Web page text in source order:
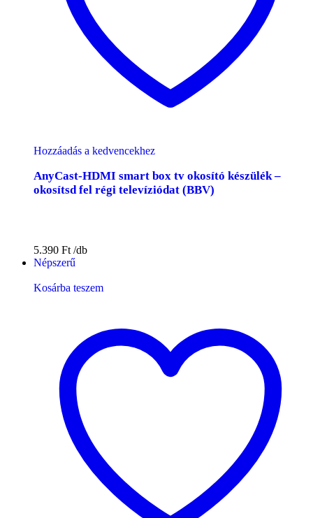
Hozzáadás a kedvencekhez
AnyCast-HDMI smart box tv okosító készülék –
okosítsd fel régi televíziódat (BBV)
5.390 Ft
Népszerű
Kosárba teszem